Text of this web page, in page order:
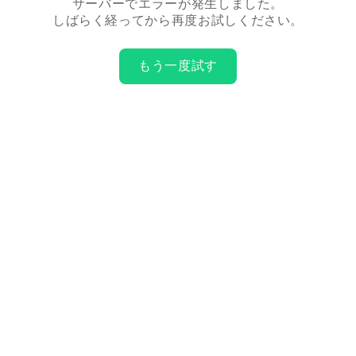
サーバーでエラーが発生しました。
しばらく経ってから再度お試しください。
もう一度試す